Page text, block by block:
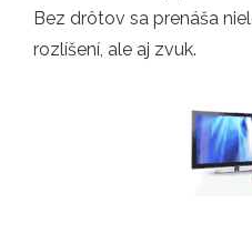
Bez drôtov sa prenáša
rozlíšení, ale aj zvuk.